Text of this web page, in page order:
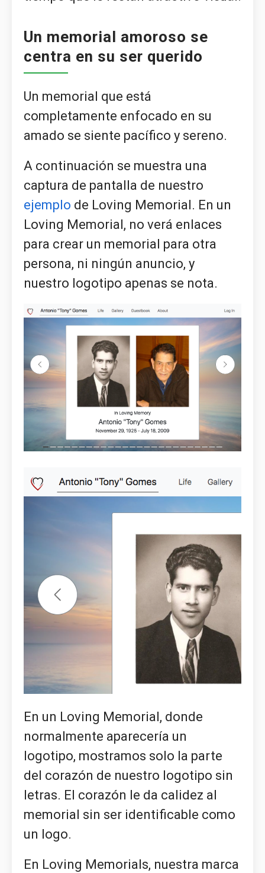
Un memorial amoroso se
centra en su ser querido
Un memorial que está
completamente enfocado en su
amado se siente pacífico y sereno.
A continuación se muestra una
captura de pantalla de nuestro
ejemplo de Loving Memorial. En un
Loving Memorial, no verá enlaces
para crear un memorial para otra
persona, ni ningún anuncio, y
nuestro logotipo apenas se nota.
En un Loving Memorial, donde
normalmente aparecería un
logotipo, mostramos solo la parte
del corazón de nuestro logotipo sin
letras. El corazón le da calidez al
memorial sin ser identificable como
un logo.
En Loving Memorials, nuestra marca